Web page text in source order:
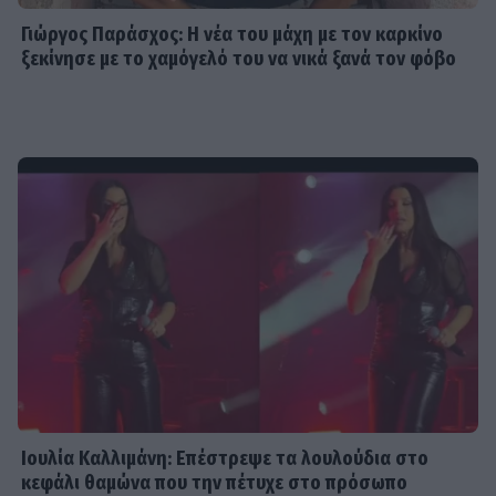
Ντούρος: Το χειμώνα στο θέατρο
Άνεσις
Μαίρη Αρώνη: Πώς η απεργία πείνας
την οδήγησε στην κορυφή της
Τέχνης της
Για Σένα - Νίκος Πουρσανίδης:
Θυσιάστηκε για άλλων αμαρτήματα
MEDIA
Γιώργος Παράσχος: Η νέα του μάχη με τον καρκίνο
ξεκίνησε με το χαμόγελό του να νικά ξανά τον φόβο
Ιουλία Καλλιμάνη: Επέστρεψε τα λουλούδια στο
κεφάλι θαμώνα που την πέτυχε στο πρόσωπο